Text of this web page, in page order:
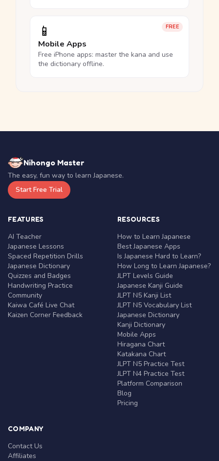
FREE
📱
Mobile Apps
Free iPhone apps: master the kana and use
the dictionary offline.
Nihongo Master
The easy, fun way to learn Japanese.
Start Free Trial
FEATURES
AI Teacher
Japanese Lessons
Spaced Repetition Drills
Japanese Dictionary
Quizzes and Badges
Handwriting Practice
Community
Kaiwa Café Live Chat
Kaizen Corner Feedback
RESOURCES
How to Learn Japanese
Best Japanese Apps
Is Japanese Hard to Learn?
How Long to Learn Japanese?
JLPT Levels Guide
Japanese Kanji Guide
JLPT N5 Kanji List
JLPT N5 Vocabulary List
Japanese Dictionary
Kanji Dictionary
Mobile Apps
Hiragana Chart
Katakana Chart
JLPT N5 Practice Test
JLPT N4 Practice Test
Platform Comparison
Blog
Pricing
COMPANY
Contact Us
Affiliates